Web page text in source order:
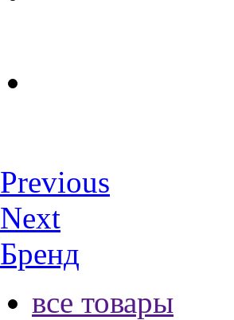
Previous
Next
Бренд
все товары